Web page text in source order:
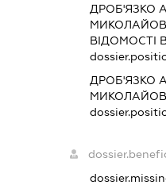
ДРОБ'ЯЗКО
ВІДОМОСТІ
ДРОБ'ЯЗКО